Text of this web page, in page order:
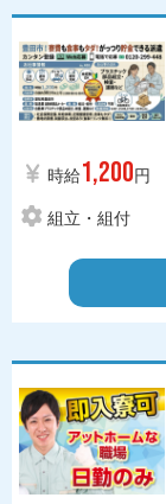
時給1,200円
組立・組付